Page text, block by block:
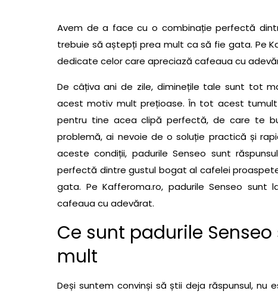
Avem de a face cu o combinație perfectă
trebuie să aștepți prea mult ca să fie gata. Pe
dedicate celor care apreciază cafeaua cu
De câțiva ani de zile, diminețile tale sunt tot
acest motiv mult prețioase. În tot acest
pentru tine acea clipă perfectă, de care te
problemă, ai nevoie de o soluție practică și
aceste condiții, padurile Senseo sunt
perfectă dintre gustul bogat al cafelei
gata. Pe Kafferoma.ro, padurile Senseo
cafeaua cu adevărat.
Ce sunt padurile Senseo
mult
Deși suntem convinși să știi deja răspunsul, nu